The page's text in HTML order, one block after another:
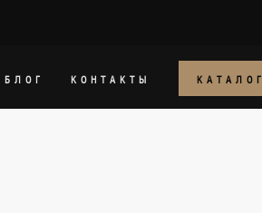
БЛОГ КОНТАКТЫ КАТАЛОГ